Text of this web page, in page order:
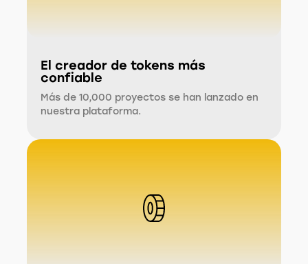
El creador de tokens más
confiable
Más de 10,000 proyectos se han lanzado en
nuestra plataforma.